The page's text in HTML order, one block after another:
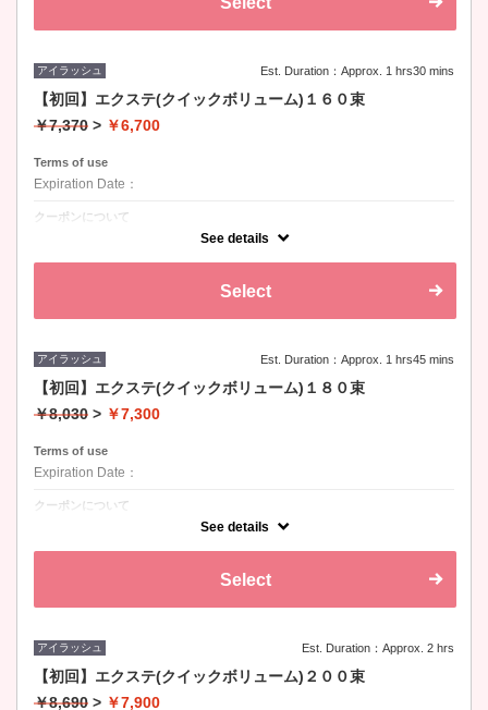
アイラッシュ Est. Duration：Approx. 1 hrs30 mins
【初回】エクステ(クイックボリューム)１６０束
￥7,370 > ￥6,700
Terms of use
Expiration Date：
クーポンについて
カール：Ｊ、Ｃ、Ｄ / 長さ：8-15mm / 太さ：0.07
See details
Select
アイラッシュ Est. Duration：Approx. 1 hrs45 mins
【初回】エクステ(クイックボリューム)１８０束
￥8,030 > ￥7,300
Terms of use
Expiration Date：
クーポンについて
カール：Ｊ、Ｃ、Ｄ / 長さ：8-15mm / 太さ：0.07
See details
Select
アイラッシュ Est. Duration：Approx. 2 hrs
【初回】エクステ(クイックボリューム)２００束
￥8,690 > ￥7,900